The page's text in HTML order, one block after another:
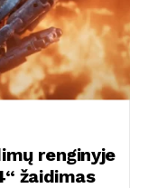
renginyje
žaidimas